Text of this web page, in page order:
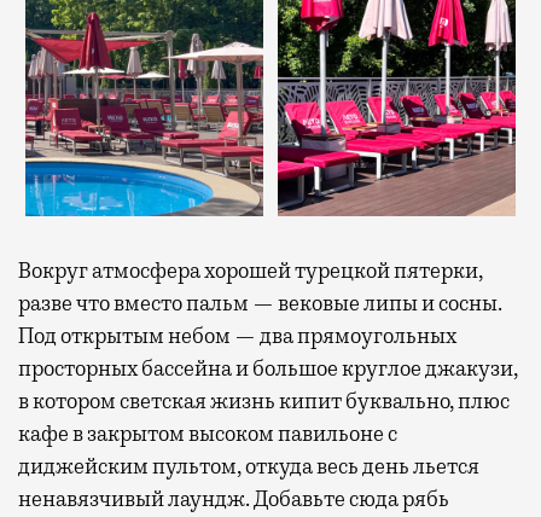
Вокруг атмосфера хорошей турецкой пятерки,
разве что вместо пальм — вековые липы и сосны.
Под открытым небом — два прямоугольных
просторных бассейна и большое круглое джакузи,
в котором светская жизнь кипит буквально, плюс
кафе в закрытом высоком павильоне с
диджейским пультом, откуда весь день льется
ненавязчивый лаундж. Добавьте сюда рябь